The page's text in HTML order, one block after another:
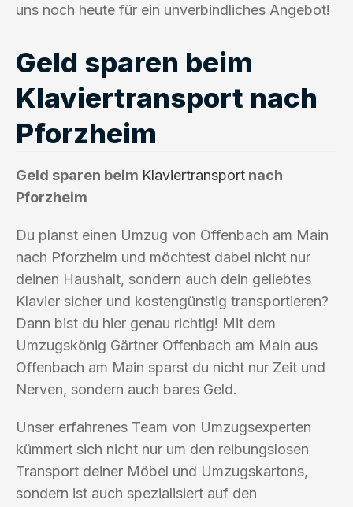
uns noch heute für ein unverbindliches Angebot!
Geld sparen beim
Klaviertransport nach
Pforzheim
Geld sparen beim Klaviertransport nach
Pforzheim
Du planst einen Umzug von Offenbach am Main
nach Pforzheim und möchtest dabei nicht nur
deinen Haushalt, sondern auch dein geliebtes
Klavier sicher und kostengünstig transportieren?
Dann bist du hier genau richtig! Mit dem
Umzugskönig Gärtner Offenbach am Main aus
Offenbach am Main sparst du nicht nur Zeit und
Nerven, sondern auch bares Geld.
Unser erfahrenes Team von Umzugsexperten
kümmert sich nicht nur um den reibungslosen
Transport deiner Möbel und Umzugskartons,
sondern ist auch spezialisiert auf den